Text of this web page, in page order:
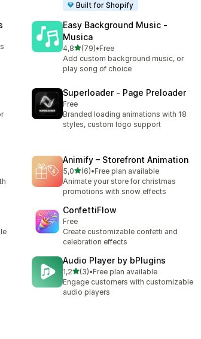
Built for Shopify
Easy Background Music ‑
Musica
4,8z 5 hvězd
(79)
Celkový počet recenzí: 79
•Free
Add custom background music, or
play song of choice
Superloader ‑ Page Preloader
Free
Branded loading animations with 18
styles, custom logo support
Animify – Storefront Animation
5,0z 5 hvězd
(6)
Celkový počet recenzí: 6
•Free plan available
Animate your store for christmas
promotions with snow effects
ConfettiFlow
Free
Create customizable confetti and
celebration effects
Audio Player by bPlugins
1,2z 5 hvězd
(3)
Celkový počet recenzí: 3
•Free plan available
Engage customers with customizable
audio players